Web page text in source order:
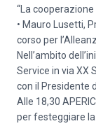
“La cooperazione
• Mauro Lusetti,
corso per
Nell’ambito
Service in via XX
con il Presidente
Alle 18,30
per festeggiare